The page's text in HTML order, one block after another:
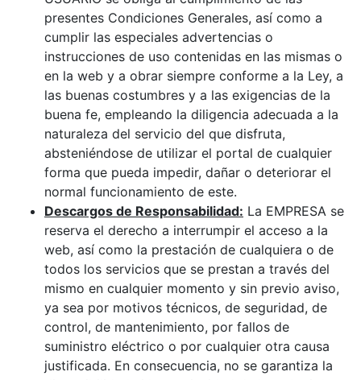
presentes Condiciones Generales, así como a
cumplir las especiales advertencias o
instrucciones de uso contenidas en las mismas o
en la web y a obrar siempre conforme a la Ley, a
las buenas costumbres y a las exigencias de la
buena fe, empleando la diligencia adecuada a la
naturaleza del servicio del que disfruta,
absteniéndose de utilizar el portal de cualquier
forma que pueda impedir, dañar o deteriorar el
normal funcionamiento de este.
Descargos de Responsabilidad: La EMPRESA se
reserva el derecho a interrumpir el acceso a la
web, así como la prestación de cualquiera o de
todos los servicios que se prestan a través del
mismo en cualquier momento y sin previo aviso,
ya sea por motivos técnicos, de seguridad, de
control, de mantenimiento, por fallos de
suministro eléctrico o por cualquier otra causa
justificada. En consecuencia, no se garantiza la